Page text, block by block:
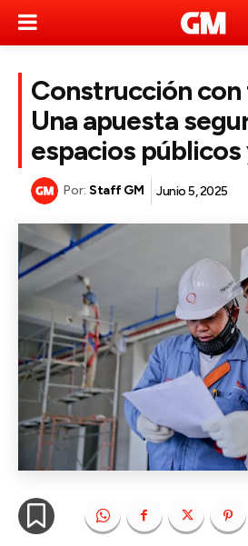
Construcción
Una apuesta
espacios
Por: Staff GM Junio 5, 2025